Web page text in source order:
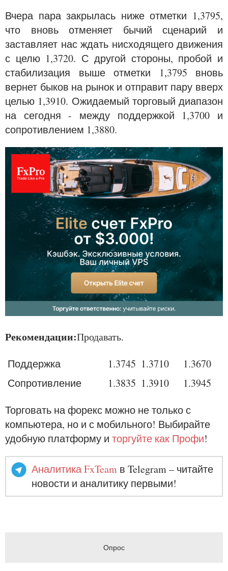
Вчера пара закрылась ниже отметки 1,3795,
что вновь отменяет бычий сценарий и
заставляет нас ждать нисходящего движения
с целю 1,3720. С другой стороны, пробой и
стабилизация выше отметки 1,3795 вновь
вернет быков на рынок и отправит пару вверх
целью 1,3910. Ожидаемый торговый диапазон
на сегодня - между поддержкой 1,3700 и
сопротивлением 1,3880.
Рекомендации:Продавать.
Поддержка 1.3745 1.3710 1.3670
Сопротивление
1.3835 1.3910 1.3945
Торговать на форекс можно не только с
компьютера, но и с мобильного! Выбирайте
удобную платформу и торгуйте как Профи!
Аналитика FxTeam в Telegram – читайте
новости и аналитику первыми!
Опрос